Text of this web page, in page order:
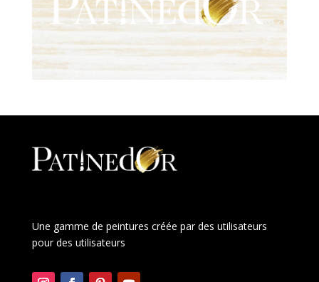
Une gamme de peintures créée par des utilisateurs
pour des utilisateurs